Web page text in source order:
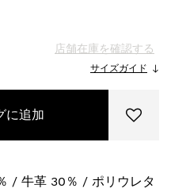
店舗在庫を確認する
サイズガイド
に追加
/ 牛革 30％ / ポリウレタ